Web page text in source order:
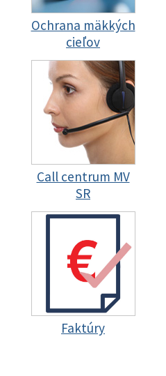
Ochrana mäkkých
cieľov
Call centrum MV
SR
Faktúry